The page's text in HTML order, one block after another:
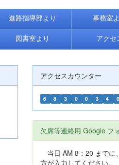
進路指導部より 事務室
図書室より アクセ
アクセスカウンター
6 8 3 0 0 3 4 0
欠席等連絡用 Google フ
当日 AM 8：20 までに
方が入力してください。